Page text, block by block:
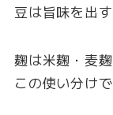
豆は旨味を出す
麹は米麹・麦
この使い分け